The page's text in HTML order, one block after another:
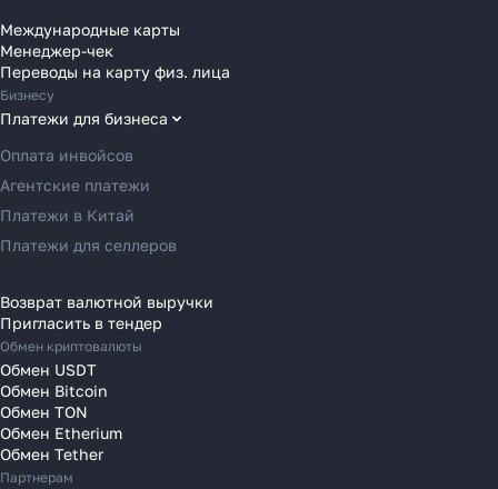
Переводы в Болгарию
Переводы в Венгрию
Переводы в Великобританию
Переводы в Грецию
Переводы в Германию
Переводы в Ирландию
Переводы в Испанию
Переводы в Италию
Переводы в Латвию
Переводы в Литву
Переводы в Молдавию
Переводы в Монако
Переводы в Нидерланды
Переводы в Польшу
Переводы в Португалию
Международные карты
Менеджер-чек
Переводы на карту физ. лица
Бизнесу
Платежи для бизнеса
Оплата инвойсов
Агентские платежи
Платежи в Китай
Платежи для селлеров
Возврат валютной выручки
Пригласить в тендер
Обмен криптовалюты
Обмен USDT
Обмен Bitcoin
Обмен TON
Обмен Etherium
Обмен Tether
Партнерам
Узнать